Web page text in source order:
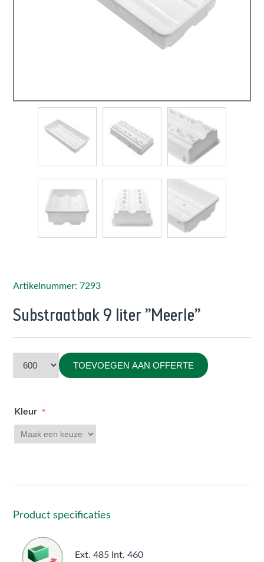
Artikelnummer: 7293
Substraatbak 9 liter "Meerle"
TOEVOEGEN AAN OFFERTE
Kleur *
Product specificaties
Ext. 485 Int. 460